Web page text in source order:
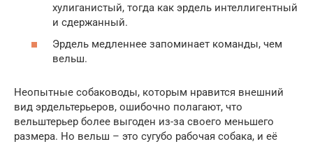
хулиганистый, тогда как эрдель интеллигентный
и сдержанный.
Эрдель медленнее запоминает команды, чем
вельш.
Неопытные собаководы, которым нравится внешний
вид эрдельтерьеров, ошибочно полагают, что
вельштерьер более выгоден из-за своего меньшего
размера. Но вельш – это сугубо рабочая собака, и её